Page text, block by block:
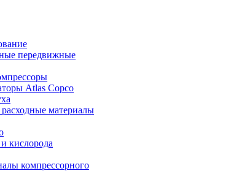
передвижные
Atlas Copco
материалы
кислорода
компрессорного